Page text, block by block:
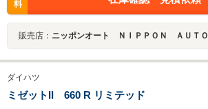
料
販売店： ニッポンオート ＮＩＰＰＯＮ ＡＵＴＯ
ダイハツ
ミゼットII 660 R リミテッド